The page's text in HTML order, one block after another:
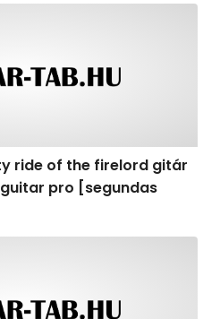
ride of the firelord gitár
pro [segundas